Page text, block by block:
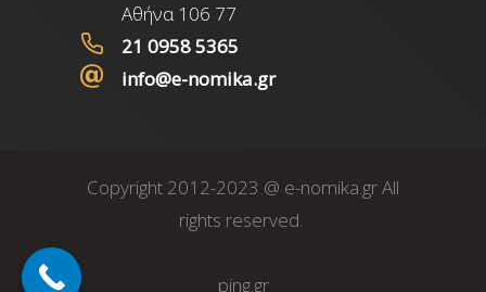
Αθήνα 106 77
21 0958 5365
info@e-nomika.gr
Copyright 2012-2023 @ e-nomika.gr All
rights reserved.
ping.gr